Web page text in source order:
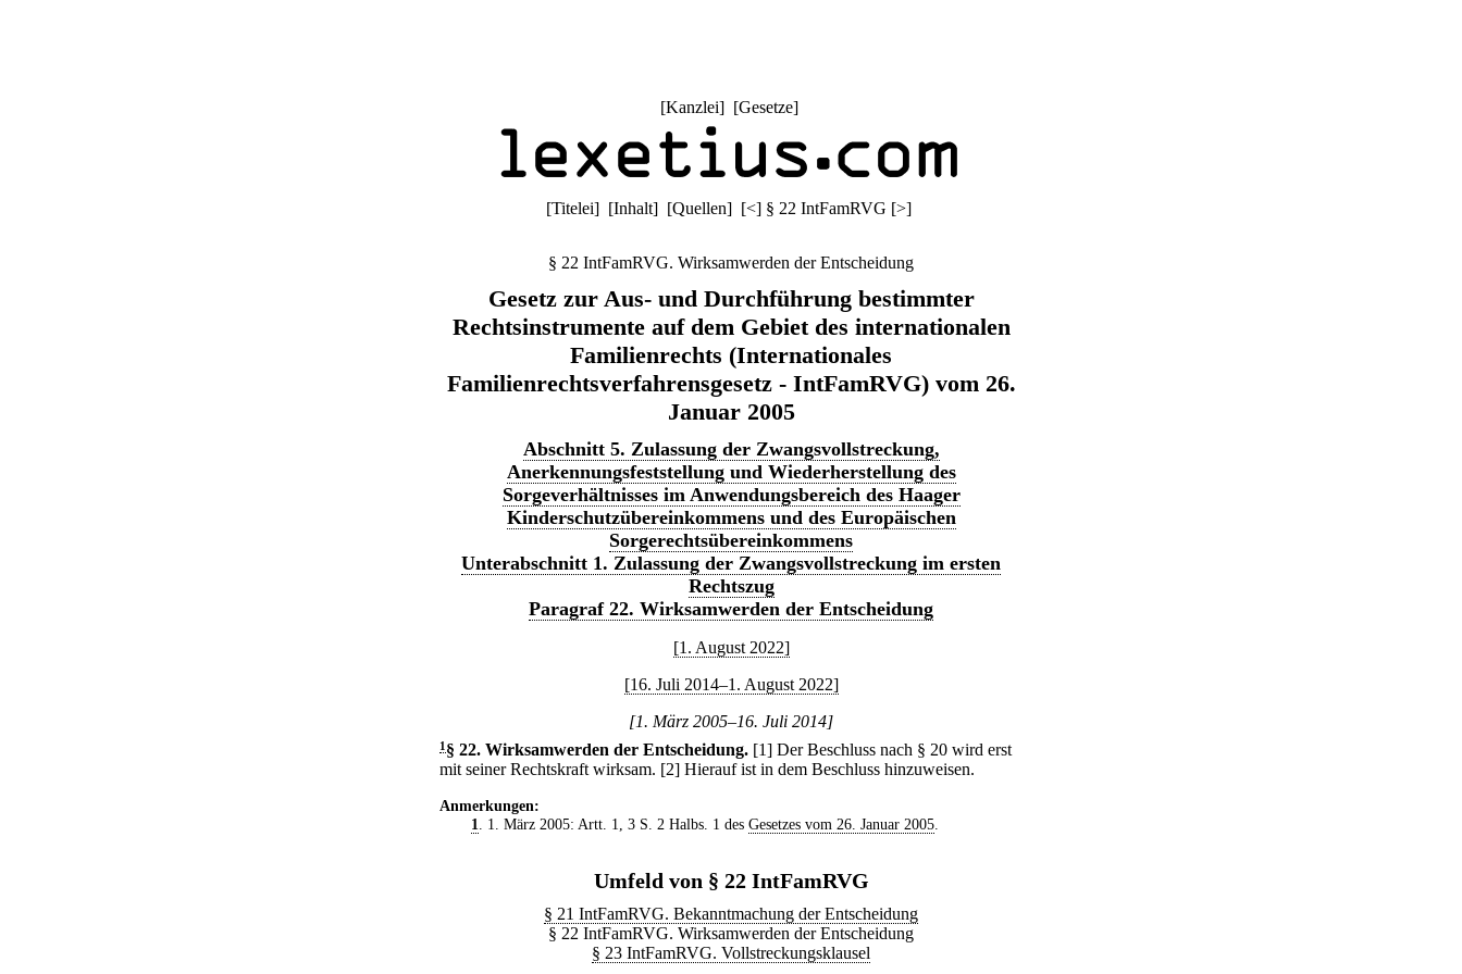
[Kanzlei] [Gesetze]
[Titelei] [Inhalt] [Quellen] [<] § 22 IntFamRVG [>]
§ 22 IntFamRVG. Wirksamwerden der Entscheidung
Gesetz zur Aus- und Durchführung bestimmter
Rechtsinstrumente auf dem Gebiet des internationalen
Familienrechts (Internationales
Familienrechtsverfahrensgesetz - IntFamRVG) vom 26.
Januar 2005
Abschnitt 5. Zulassung der Zwangsvollstreckung,
Anerkennungsfeststellung und Wiederherstellung des
Sorgeverhältnisses im Anwendungsbereich des Haager
Kinderschutzübereinkommens und des Europäischen
Sorgerechtsübereinkommens
Unterabschnitt 1. Zulassung der Zwangsvollstreckung im ersten
Rechtszug
Paragraf 22. Wirksamwerden der Entscheidung
[1. August 2022]
[16. Juli 2014–1. August 2022]
[1. März 2005–16. Juli 2014]
1 § 22. Wirksamwerden der Entscheidung. [1] Der Beschluss nach § 20 wird erst
mit seiner Rechtskraft wirksam. [2] Hierauf ist in dem Beschluss hinzuweisen.
Anmerkungen:
1
. 1. März 2005: Artt. 1, 3 S. 2 Halbs. 1 des Gesetzes vom 26. Januar 2005.
Umfeld von § 22 IntFamRVG
§ 21 IntFamRVG. Bekanntmachung der Entscheidung
§ 22 IntFamRVG. Wirksamwerden der Entscheidung
§ 23 IntFamRVG. Vollstreckungsklausel